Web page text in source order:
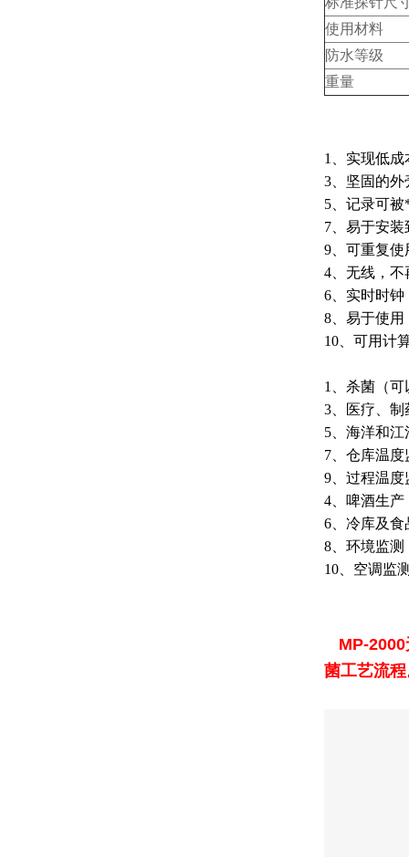
使用材料
防水等级
重量
1、实现低
3、坚固的
5、记录
7、易于安
9、可重复使
4、无线，
6、实时时钟
8、易于使
10、可用计
1、杀菌（
3、医疗、制
5、海洋和江
7、仓库温
9、过程温
4、啤酒生产
6、冷库及食
8、环境监测
10、空调监
MP-
菌工艺流